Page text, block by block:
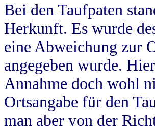
Bei den Taufpaten
Herkunft. Es wurde
eine Abweichung zur
angegeben wurde.
Annahme doch wohl
Ortsangabe für den
man aber von der